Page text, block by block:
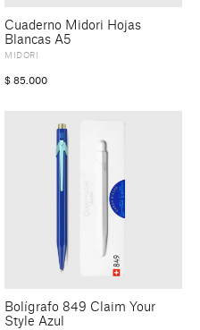
Cuaderno Midori Hojas
Blancas A5
MIDORI
$ 85.000
Bolígrafo 849 Claim Your
Style Azul